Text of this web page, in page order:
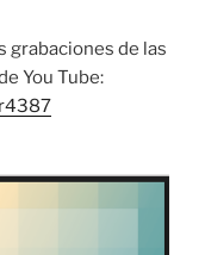
grabaciones de las
You Tube: